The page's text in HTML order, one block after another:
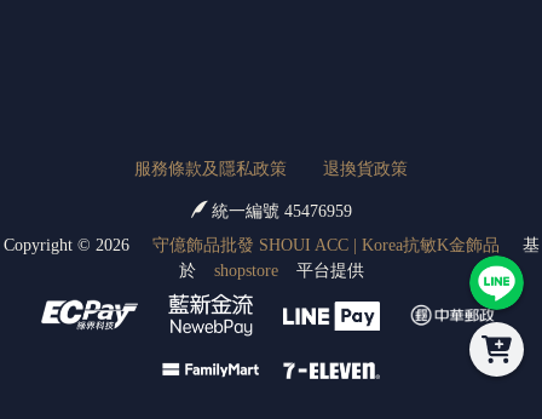
服務條款及隱私政策 退換貨政策
統一編號 45476959
Copyright © 2026 守億飾品批發 SHOUI ACC | Korea抗敏K金飾品
基
於
shopstore 平台提供